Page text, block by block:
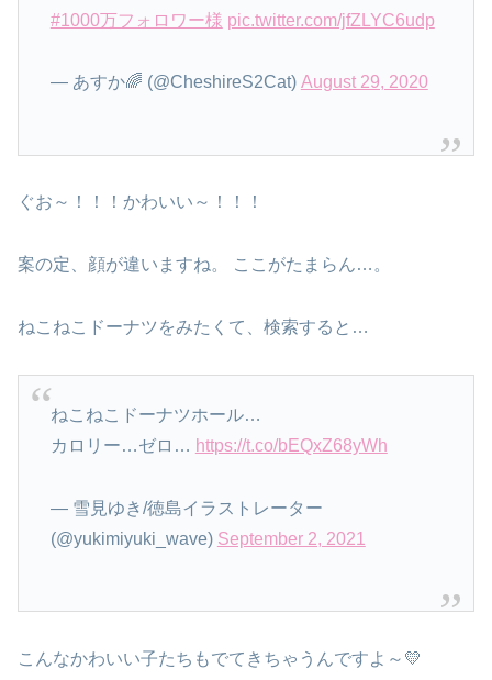
#1000万フォロワー様 pic.twitter.com/jfZLYC6udp
— あすか🌈 (@CheshireS2Cat) August 29, 2020
ぐお～！！！かわいい～！！！
案の定、顔が違いますね。 ここがたまらん…。
ねこねこドーナツをみたくて、検索すると…
ねこねこドーナツホール…
カロリー…ゼロ… https://t.co/bEQxZ68yWh
— 雪見ゆき/徳島イラストレーター
(@yukimiyuki_wave) September 2, 2021
こんなかわいい子たちもでてきちゃうんですよ～💛